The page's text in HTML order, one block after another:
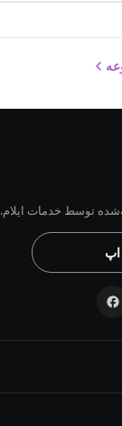
توسط خدمات ایلام.
اپ